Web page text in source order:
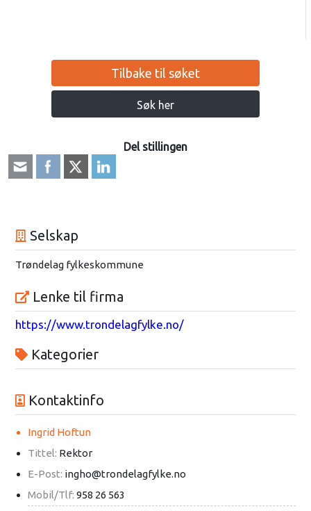
Tilbake til søket
Søk her
Del stillingen
Selskap
Trøndelag fylkeskommune
Lenke til firma
https://www.trondelagfylke.no/
Kategorier
Kontaktinfo
Ingrid Hoftun
Tittel: Rektor
E-Post: ingho@trondelagfylke.no
Mobil/Tlf: 958 26 563